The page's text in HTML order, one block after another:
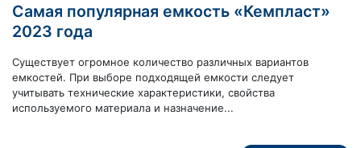
Самая популярная емкость «Кемпласт»
2023 года
Существует огромное количество различных вариантов
емкостей. При выборе подходящей емкости следует
учитывать технические характеристики, свойства
используемого материала и назначение...